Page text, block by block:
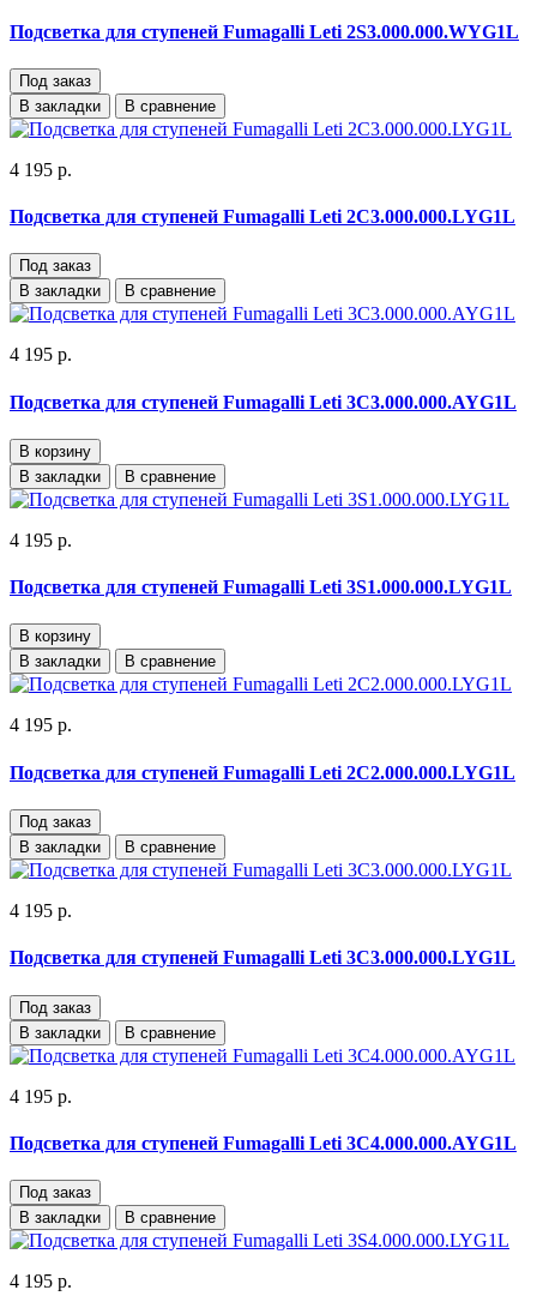
Подсветка для ступеней Fumagalli Leti 2S3.000.000.WYG1L
Под заказ
В закладки
В сравнение
4 195 р.
Подсветка для ступеней Fumagalli Leti 2C3.000.000.LYG1L
Под заказ
В закладки
В сравнение
4 195 р.
Подсветка для ступеней Fumagalli Leti 3C3.000.000.AYG1L
В корзину
В закладки
В сравнение
4 195 р.
Подсветка для ступеней Fumagalli Leti 3S1.000.000.LYG1L
В корзину
В закладки
В сравнение
4 195 р.
Подсветка для ступеней Fumagalli Leti 2C2.000.000.LYG1L
Под заказ
В закладки
В сравнение
4 195 р.
Подсветка для ступеней Fumagalli Leti 3C3.000.000.LYG1L
Под заказ
В закладки
В сравнение
4 195 р.
Подсветка для ступеней Fumagalli Leti 3C4.000.000.AYG1L
Под заказ
В закладки
В сравнение
4 195 р.